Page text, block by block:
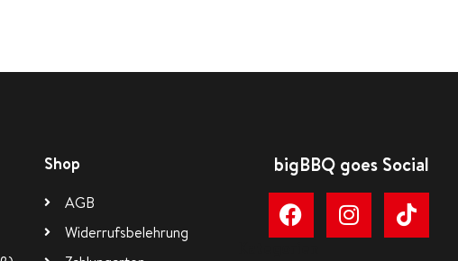
Shop
AGB
Widerrufsbelehrung
bigBBQ goes Social